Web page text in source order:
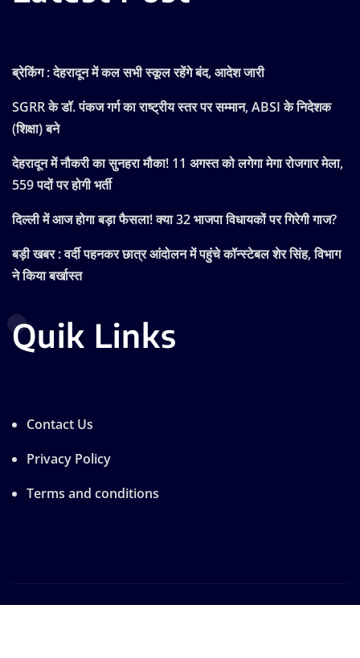
ब्रेकिंग : देहरादून में कल सभी स्कूल रहेंगे बंद, आदेश जारी
SGRR के डॉ. पंकज गर्ग का राष्ट्रीय स्तर पर सम्मान, ABSI के निदेशक
(शिक्षा) बने
देहरादून में नौकरी का सुनहरा मौका! 11 अगस्त को लगेगा मेगा रोजगार मेला,
559 पदों पर होगी भर्ती
दिल्ली में आज होगा बड़ा फैसला! क्या 32 भाजपा विधायकों पर गिरेगी गाज?
बड़ी खबर : वर्दी पहनकर छात्र आंदोलन में पहुंचे कॉन्स्टेबल शेर सिंह, विभाग
ने किया बर्खास्त
Quik Links
Contact Us
Privacy Policy
Terms and conditions